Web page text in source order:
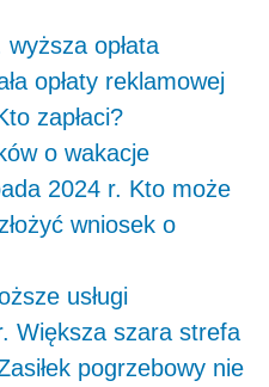
opłata
opłaty reklamowej
zapłaci?
o wakacje
2024 r. Kto może
wniosek o
usługi
Większa szara strefa
pogrzebowy nie